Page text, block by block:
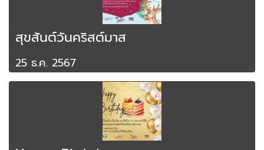
สุขสันต์วันคริสต์มาส
25 ธ.ค. 2567